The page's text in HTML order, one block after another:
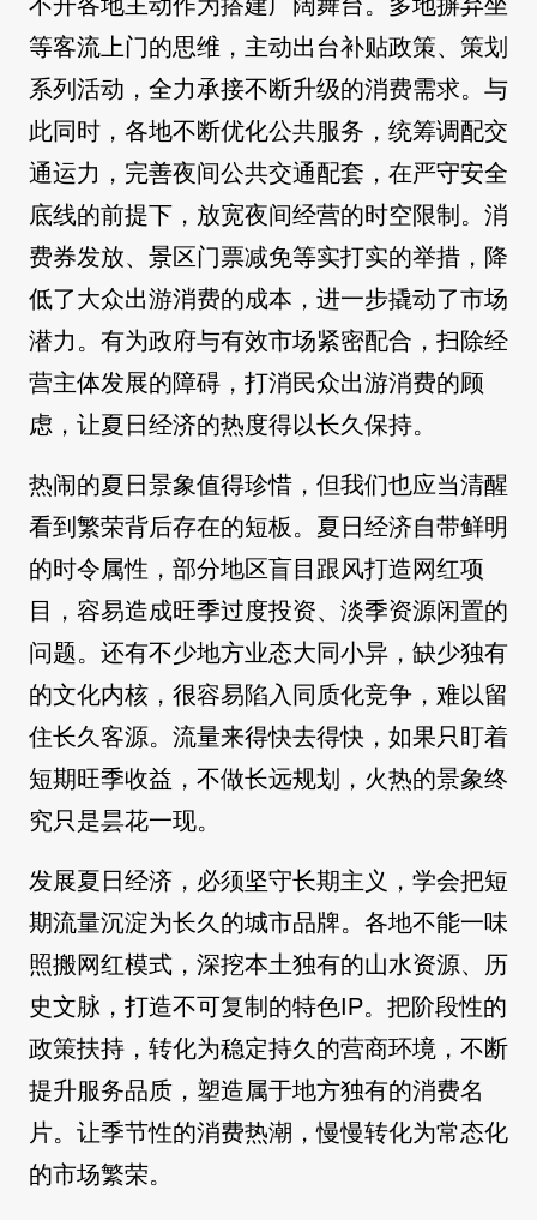
等客流上门的思维，主动出台补贴政策、策划
系列活动，全力承接不断升级的消费需求。与
此同时，各地不断优化公共服务，统筹调配交
通运力，完善夜间公共交通配套，在严守安全
底线的前提下，放宽夜间经营的时空限制。消
费券发放、景区门票减免等实打实的举措，降
低了大众出游消费的成本，进一步撬动了市场
潜力。有为政府与有效市场紧密配合，扫除经
营主体发展的障碍，打消民众出游消费的顾
虑，让夏日经济的热度得以长久保持。
热闹的夏日景象值得珍惜，但我们也应当清醒
看到繁荣背后存在的短板。夏日经济自带鲜明
的时令属性，部分地区盲目跟风打造网红项
目，容易造成旺季过度投资、淡季资源闲置的
问题。还有不少地方业态大同小异，缺少独有
的文化内核，很容易陷入同质化竞争，难以留
住长久客源。流量来得快去得快，如果只盯着
短期旺季收益，不做长远规划，火热的景象终
究只是昙花一现。
发展夏日经济，必须坚守长期主义，学会把短
期流量沉淀为长久的城市品牌。各地不能一味
照搬网红模式，深挖本土独有的山水资源、历
史文脉，打造不可复制的特色IP。把阶段性的
政策扶持，转化为稳定持久的营商环境，不断
提升服务品质，塑造属于地方独有的消费名
片。让季节性的消费热潮，慢慢转化为常态化
的市场繁荣。